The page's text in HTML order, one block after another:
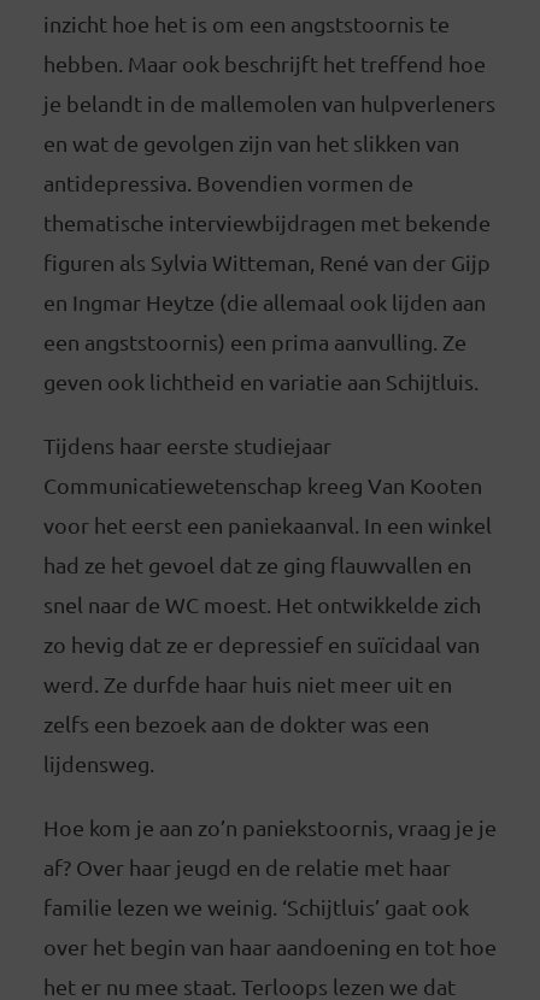
inzicht hoe het is om een angststoornis te
hebben. Maar ook beschrijft het treffend hoe
je belandt in de mallemolen van hulpverleners
en wat de gevolgen zijn van het slikken van
antidepressiva. Bovendien vormen de
thematische interviewbijdragen met bekende
figuren als Sylvia Witteman, René van der Gijp
en Ingmar Heytze (die allemaal ook lijden aan
een angststoornis) een prima aanvulling. Ze
geven ook lichtheid en variatie aan Schijtluis.
Tijdens haar eerste studiejaar
Communicatiewetenschap kreeg Van Kooten
voor het eerst een paniekaanval. In een winkel
had ze het gevoel dat ze ging flauwvallen en
snel naar de WC moest. Het ontwikkelde zich
zo hevig dat ze er depressief en suïcidaal van
werd. Ze durfde haar huis niet meer uit en
zelfs een bezoek aan de dokter was een
lijdensweg.
Hoe kom je aan zo’n paniekstoornis, vraag je je
af? Over haar jeugd en de relatie met haar
familie lezen we weinig. ‘Schijtluis’ gaat ook
over het begin van haar aandoening en tot hoe
het er nu mee staat. Terloops lezen we dat